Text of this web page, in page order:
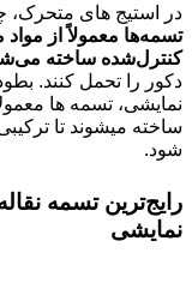
در استیج‌ های متحرک،
تسمه‌ها معمولاً از
کنترل‌شده ساخته
دکور را تحمل کنند.
نمایشی، تسمه‌ ها
ساخته میشوند تا
شود.
رایج‌ترین تسمه
نمایشی